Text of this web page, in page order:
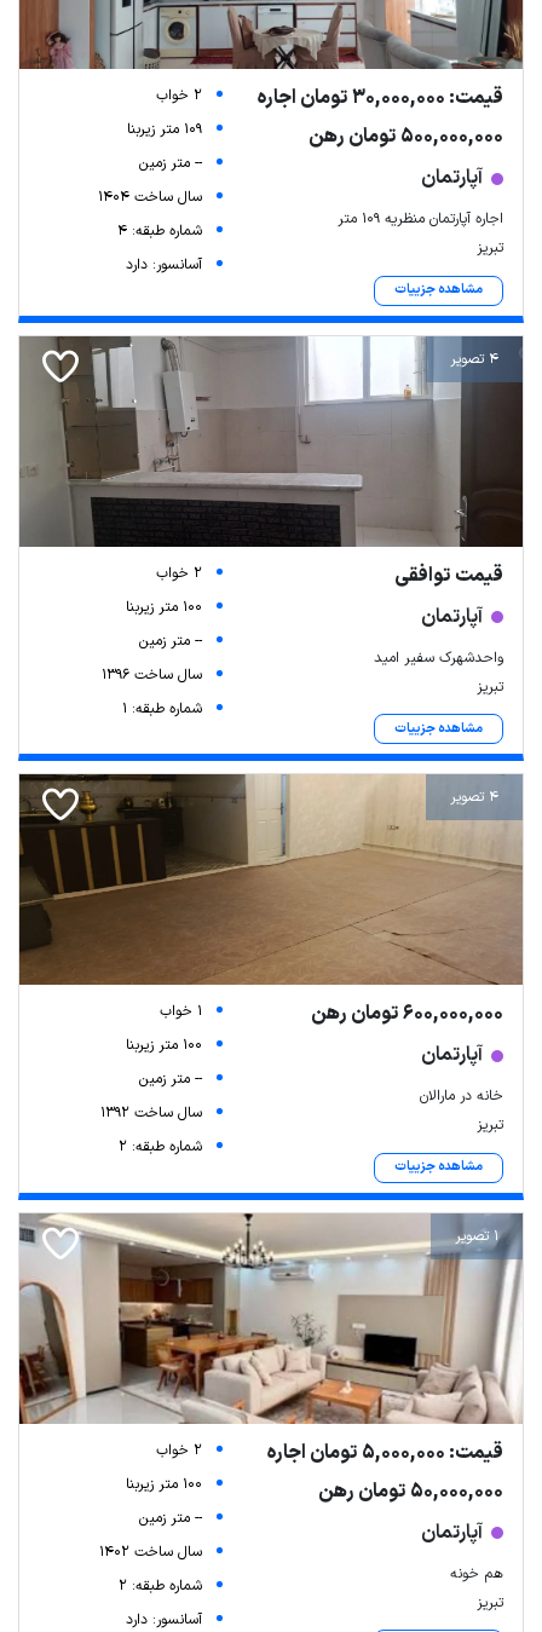
قیمت: 30,000,000 تومان اجاره
500,000,000 تومان رهن
آپارتمان
اجاره آپارتمان منظریه ۱۰۹ متر
تبریز
مشاهده جزییات
2 خواب
109 متر زیربنا
-- متر زمین
سال ساخت 1404
شماره طبقه: 4
آسانسور: دارد
4 تصویر
قیمت توافقی
آپارتمان
واحدشهرک سفیر امید
تبریز
مشاهده جزییات
2 خواب
100 متر زیربنا
-- متر زمین
سال ساخت 1396
شماره طبقه: 1
4 تصویر
600,000,000 تومان رهن
آپارتمان
خانه در مارالان
تبریز
مشاهده جزییات
1 خواب
100 متر زیربنا
-- متر زمین
سال ساخت 1392
شماره طبقه: 2
1 تصویر
قیمت: 5,000,000 تومان اجاره
50,000,000 تومان رهن
آپارتمان
هم خونه
تبریز
2 خواب
100 متر زیربنا
-- متر زمین
سال ساخت 1402
شماره طبقه: 2
آسانسور: دارد